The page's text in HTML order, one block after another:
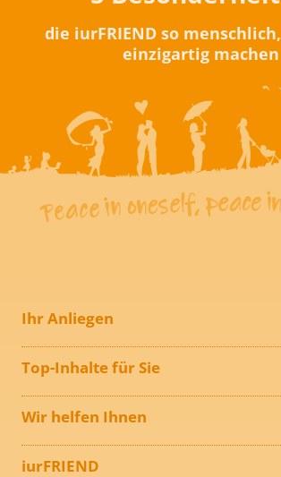
die iurFRIEND so
einzigartig machen
Ihr Anliegen
Top-Inhalte für Sie
Wir helfen Ihnen
iurFRIEND